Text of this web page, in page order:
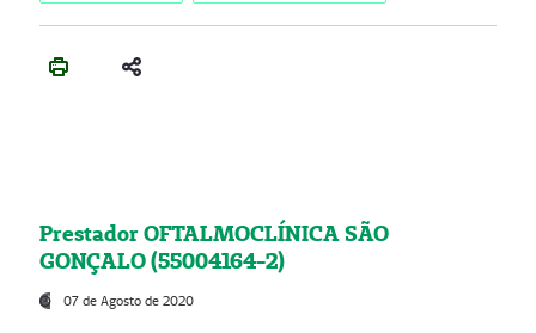
Prestador OFTALMOCLÍNICA SÃO
GONÇALO (55004164-2)
07 de Agosto de 2020